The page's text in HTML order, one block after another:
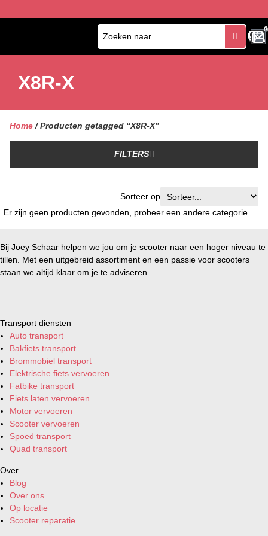
0
0
X8R-X
Home / Producten getagged “X8R-X”
FILTERS
Sorteer op
Er zijn geen producten gevonden, probeer een andere categorie
Bij Joey Schaar helpen we jou om je scooter naar een hoger niveau te
tillen. Met een uitgebreid assortiment en een passie voor scooters
staan we altijd klaar om je te adviseren.
Transport diensten
Auto transport
Bakfiets transport
Brommobiel transport
Elektrische fiets vervoeren
Fatbike transport
Fiets laten vervoeren
Motor vervoeren
Scooter vervoeren
Spoed transport
Quad transport
Over
Blog
Over ons
Op locatie
Scooter reparatie